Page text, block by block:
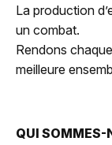
La production
un combat.
Rendons
meilleure
QUI SOMMES-